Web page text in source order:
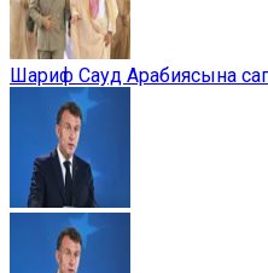
Шариф Сауд Арабиясына